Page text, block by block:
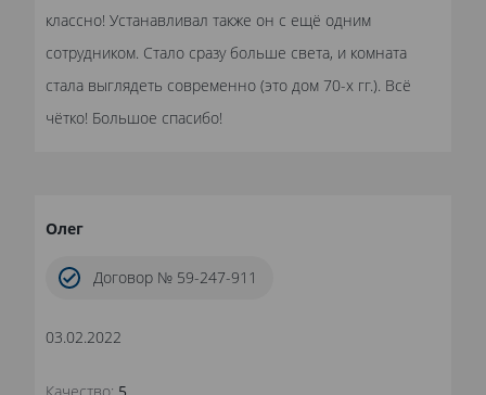
классно! Устанавливал также он с ещё одним
сотрудником. Стало сразу больше света, и комната
стала выглядеть современно (это дом 70-х гг.). Всё
чётко! Большое спасибо!
Олег
Договор № 59-247-911
03.02.2022